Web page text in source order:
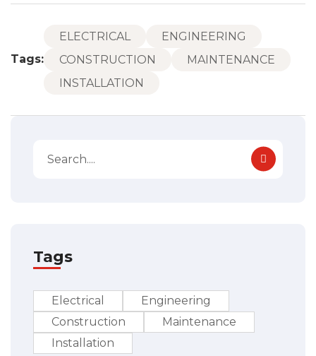
Tags
Electrical
Engineering
Construction
Maintenance
Installation
Tags:
ELECTRICAL
ENGINEERING
CONSTRUCTION
MAINTENANCE
INSTALLATION